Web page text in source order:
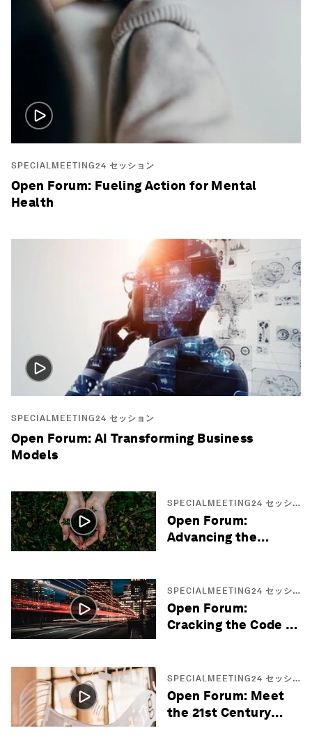
SPECIALMEETING24 セッション
Open Forum: Fueling Action for Mental
Health
SPECIALMEETING24 セッション
Open Forum: AI Transforming Business
Models
SPECIALMEETING24 セッシ
ョン
Open Forum:
Advancing the
Agenda
SPECIALMEETING24 セッシ
ョン
Open Forum:
Cracking the Code to
SPECIALMEETING24 セッシ
ョン
Open Forum: Meet
the 21st Century